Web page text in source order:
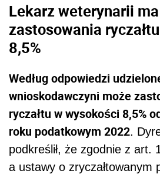
Lekarz weterynarii
zastosowania
8,5%
Według odpowiedzi
wnioskodawczyni może
ryczałtu w wysokości 8,5%
roku podatkowym 2022.
podkreślił, że zgodnie z art.
a ustawy o zryczałtowanym